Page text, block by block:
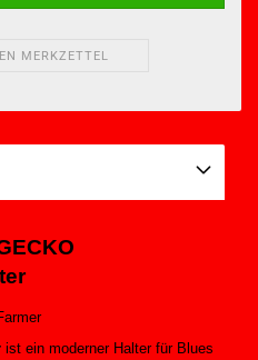
MERKZETTEL
ist ein moderner Halter für Blues